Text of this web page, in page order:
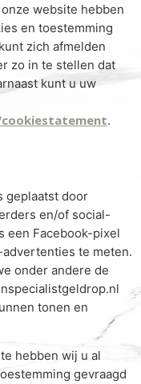
website hebben
en toestemming
zich afmelden
zo in te stellen dat
kunt u uw
.
geplaatst door
en/of social-
een Facebook-pixel
te meten.
onder andere de
tonen en
hebben wij u al
gevraagd